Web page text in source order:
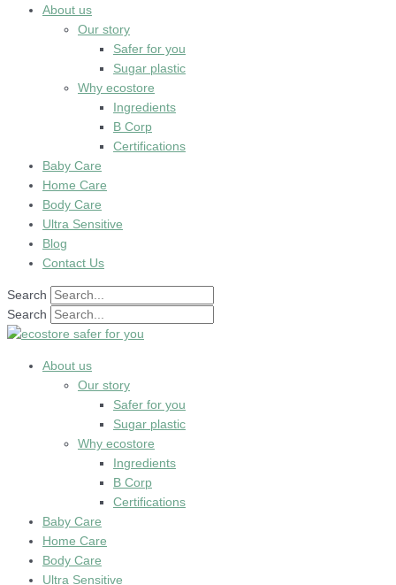
About us
Our story
Safer for you
Sugar plastic
Why ecostore
Ingredients
B Corp
Certifications
Baby Care
Home Care
Body Care
Ultra Sensitive
Blog
Contact Us
Search
Search
About us
Our story
Safer for you
Sugar plastic
Why ecostore
Ingredients
B Corp
Certifications
Baby Care
Home Care
Body Care
Ultra Sensitive